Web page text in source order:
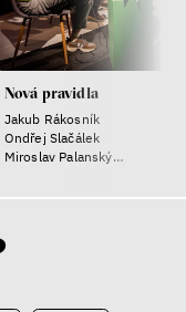
Nová pravidla
Jakub Rákosník
Ondřej Slačálek
Miroslav Palanský
Kateřina Smejkalová